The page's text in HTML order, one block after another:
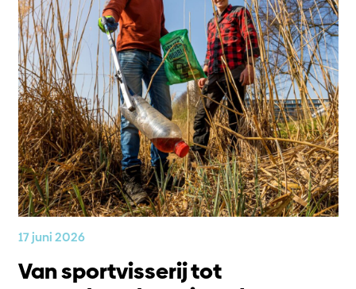
17 juni 2026
Van sportvisserij tot